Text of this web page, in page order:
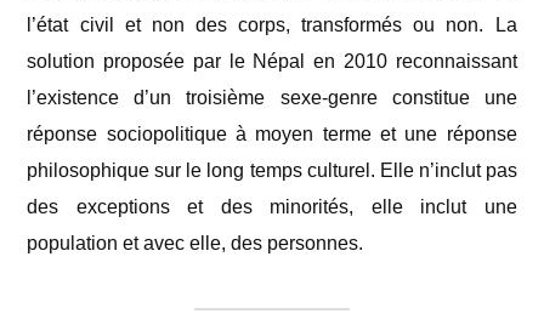
l’état civil et non des corps, transformés ou non. La
solution proposée par le Népal en 2010 reconnaissant
l’existence d’un troisième sexe-genre constitue une
réponse sociopolitique à moyen terme et une réponse
philosophique sur le long temps culturel. Elle n’inclut pas
des exceptions et des minorités, elle inclut une
population et avec elle, des personnes.